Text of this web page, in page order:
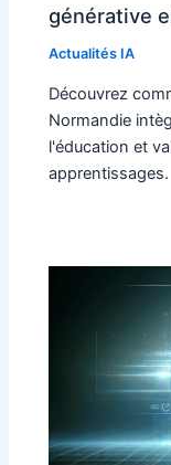
générative
Actualités IA
Découvrez
Normandie
l'éducation et
apprentissages.